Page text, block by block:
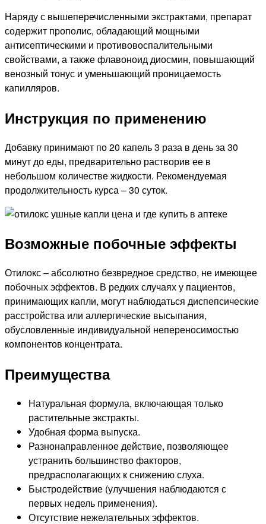
Наряду с вышеперечисленными экстрактами, препарат
содержит прополис, обладающий мощными
антисептическими и противовоспалительными
свойствами, а также флавоноид диосмин, повышающий
венозный тонус и уменьшающий проницаемость
капилляров.
Инструкция по применению
Добавку принимают по 20 капель 3 раза в день за 30
минут до еды, предварительно растворив ее в
небольшом количестве жидкости. Рекомендуемая
продолжительность курса – 30 суток.
Возможные побочные эффекты
Отилокс – абсолютно безвредное средство, не имеющее
побочных эффектов. В редких случаях у пациентов,
принимающих капли, могут наблюдаться диспепсические
расстройства или аллергические высыпания,
обусловленные индивидуальной непереносимостью
компонентов концентрата.
Преимущества
Натуральная формула, включающая только
растительные экстракты.
Удобная форма выпуска.
Разнонаправленное действие, позволяющее
устранить большинство факторов,
предрасполагающих к снижению слуха.
Быстродействие (улучшения наблюдаются с
первых недель применения).
Отсутствие нежелательных эффектов.